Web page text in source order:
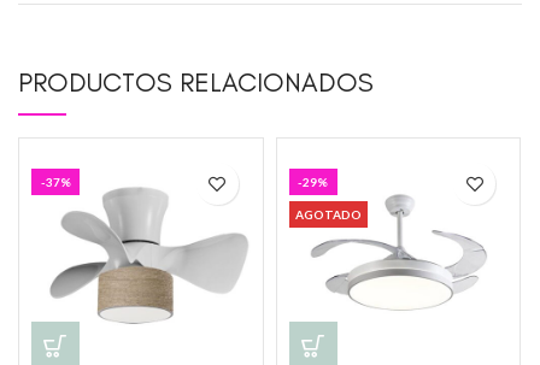
PRODUCTOS RELACIONADOS
-37% -29%
AGOTADO